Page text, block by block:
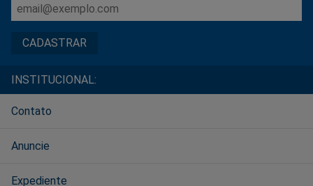
INSTITUCIONAL:
Contato
Anuncie
Expediente